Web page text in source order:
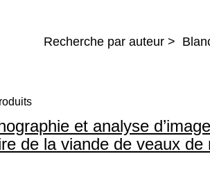
Recherche par auteur >
et analyse
de la viande de veaux de